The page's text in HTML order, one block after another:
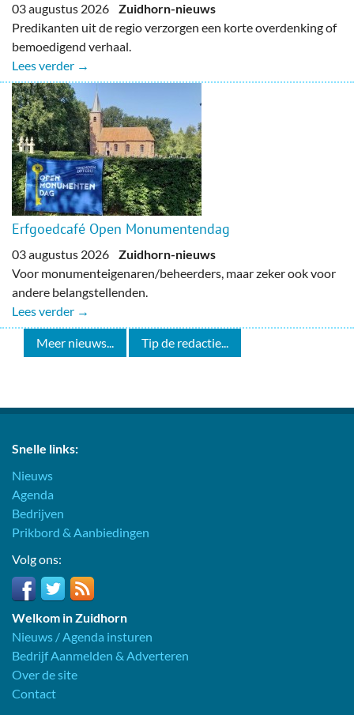
03 augustus 2026 Zuidhorn-nieuws
Predikanten uit de regio verzorgen een korte overdenking of
bemoedigend verhaal.
Lees verder →
Erfgoedcafé Open Monumentendag
03 augustus 2026 Zuidhorn-nieuws
Voor monumenteigenaren/beheerders, maar zeker ook voor
andere belangstellenden.
Lees verder →
Meer nieuws... Tip de redactie...
Snelle links:
Nieuws
Agenda
Bedrijven
Prikbord & Aanbiedingen
Volg ons:
Welkom in Zuidhorn
Nieuws / Agenda insturen
Bedrijf Aanmelden & Adverteren
Over de site
Contact